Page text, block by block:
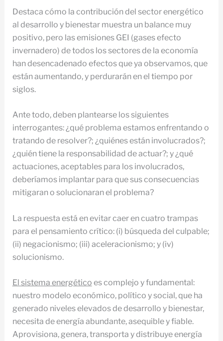
Destaca cómo la contribución del sector energético
al desarrollo y bienestar muestra un balance muy
positivo, pero las emisiones GEI (gases efecto
invernadero) de todos los sectores de la economía
han desencadenado efectos que ya observamos, que
están aumentando, y perdurarán en el tiempo por
siglos.
Ante todo, deben plantearse los siguientes
interrogantes: ¿qué problema estamos enfrentando o
tratando de resolver?; ¿quiénes están involucrados?;
¿quién tiene la responsabilidad de actuar?; y ¿qué
actuaciones, aceptables para los involucrados,
deberíamos implantar para que sus consecuencias
mitigaran o solucionaran el problema?
La respuesta está en evitar caer en cuatro trampas
para el pensamiento crítico: (i) búsqueda del culpable;
(ii) negacionismo; (iii) aceleracionismo; y (iv)
solucionismo.
El sistema energético es complejo y fundamental:
nuestro modelo económico, político y social, que ha
generado niveles elevados de desarrollo y bienestar,
necesita de energía abundante, asequible y fiable.
Aprovisiona, genera, transporta y distribuye energía